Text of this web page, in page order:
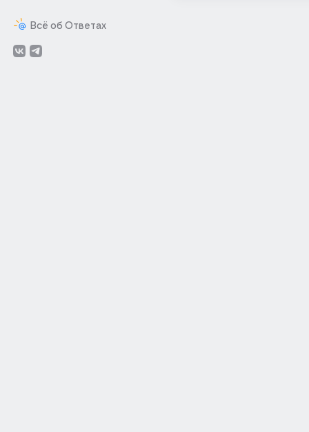
Всё об Ответах